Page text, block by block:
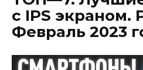
с IPS экраном.
Февраль 2023